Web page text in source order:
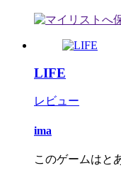
LIFE
レビュー
ima
このゲームはと